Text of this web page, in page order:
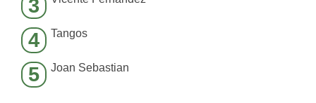
3
4 Tangos
5 Joan Sebastian